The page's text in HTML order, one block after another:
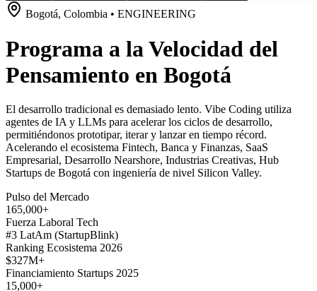
Bogotá, Colombia • ENGINEERING
Programa a la Velocidad del
Pensamiento en Bogotá
El desarrollo tradicional es demasiado lento. Vibe Coding utiliza
agentes de IA y LLMs para acelerar los ciclos de desarrollo,
permitiéndonos prototipar, iterar y lanzar en tiempo récord.
Acelerando el ecosistema Fintech, Banca y Finanzas, SaaS
Empresarial, Desarrollo Nearshore, Industrias Creativas, Hub
Startups de Bogotá con ingeniería de nivel Silicon Valley.
Pulso del Mercado
165,000+
Fuerza Laboral Tech
#3 LatAm (StartupBlink)
Ranking Ecosistema 2026
$327M+
Financiamiento Startups 2025
15,000+